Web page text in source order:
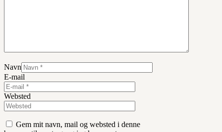
Navn
E-mail
Websted
Gem mit navn, mail og websted i denne